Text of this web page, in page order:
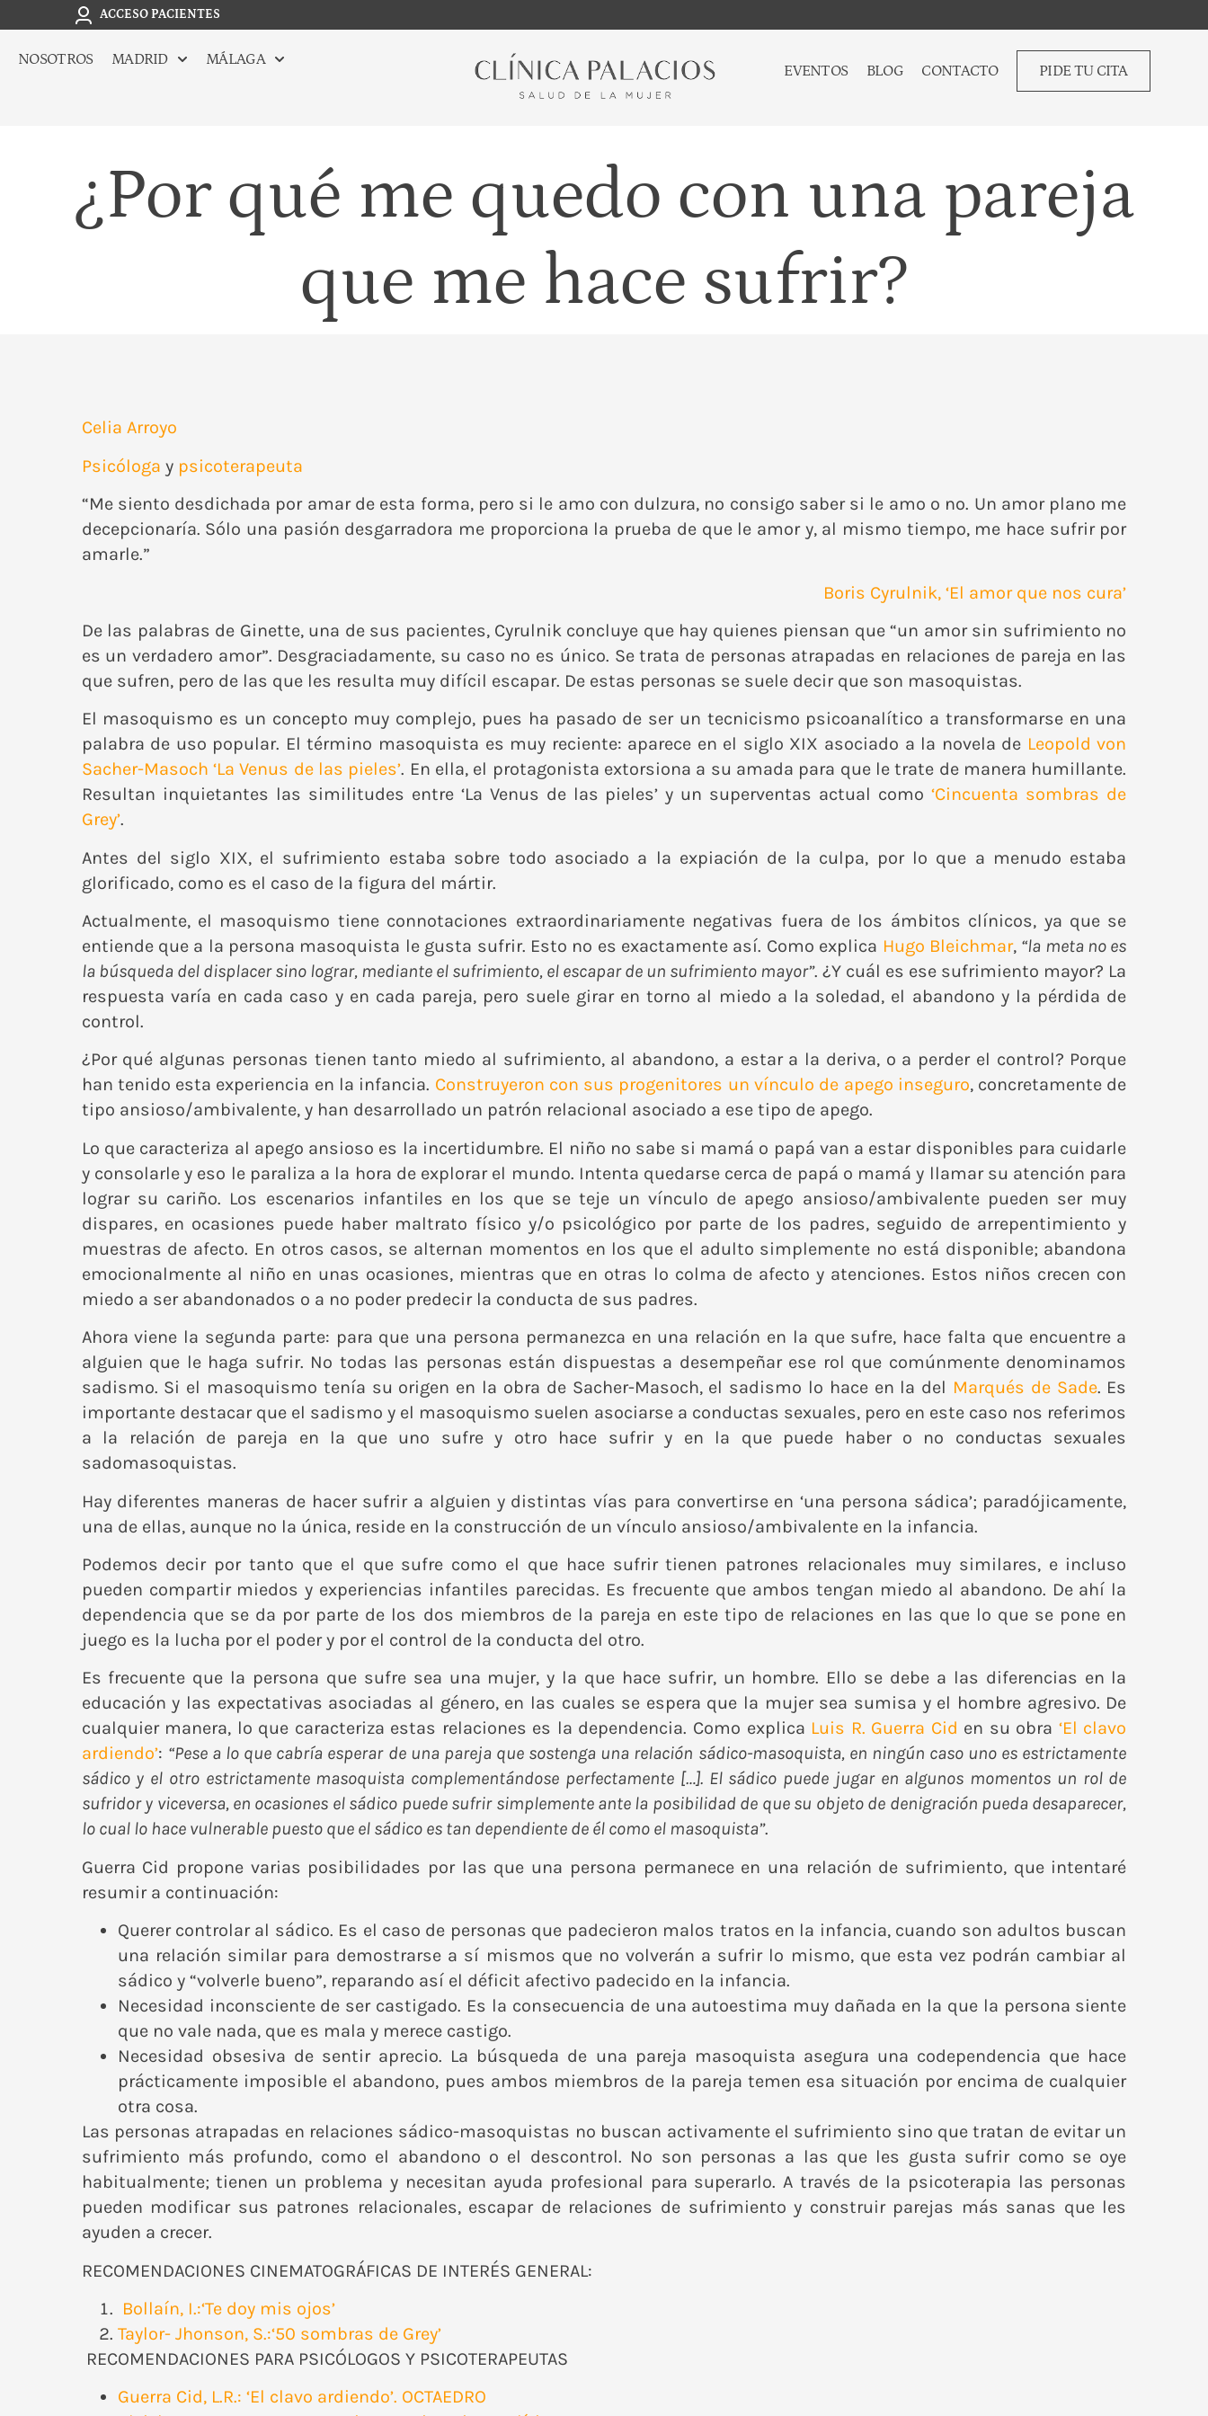
ACCESO PACIENTES
NOSOTROS MADRID MÁLAGA
EVENTOS BLOG CONTACTO PIDE TU CITA
¿Por qué me quedo con una pareja
que me hace sufrir?
Celia Arroyo
Psicóloga y psicoterapeuta
“Me siento desdichada por amar de esta forma, pero si le amo con dulzura, no consigo saber si le amo o no. Un amor plano me
decepcionaría. Sólo una pasión desgarradora me proporciona la prueba de que le amor y, al mismo tiempo, me hace sufrir por
amarle.”
Boris Cyrulnik, ‘El amor que nos cura’
De las palabras de Ginette, una de sus pacientes, Cyrulnik concluye que hay quienes piensan que “un amor sin sufrimiento no
es un verdadero amor”. Desgraciadamente, su caso no es único. Se trata de personas atrapadas en relaciones de pareja en las
que sufren, pero de las que les resulta muy difícil escapar. De estas personas se suele decir que son masoquistas.
El masoquismo es un concepto muy complejo, pues ha pasado de ser un tecnicismo psicoanalítico a transformarse en una
palabra de uso popular. El término masoquista es muy reciente: aparece en el siglo XIX asociado a la novela de Leopold von
Sacher-Masoch ‘La Venus de las pieles’. En ella, el protagonista extorsiona a su amada para que le trate de manera humillante.
Resultan inquietantes las similitudes entre ‘La Venus de las pieles’ y un superventas actual como ‘Cincuenta sombras de
Grey’.
Antes del siglo XIX, el sufrimiento estaba sobre todo asociado a la expiación de la culpa, por lo que a menudo estaba
glorificado, como es el caso de la figura del mártir.
Actualmente, el masoquismo tiene connotaciones extraordinariamente negativas fuera de los ámbitos clínicos, ya que se
entiende que a la persona masoquista le gusta sufrir. Esto no es exactamente así. Como explica Hugo Bleichmar, “la meta no es
la búsqueda del displacer sino lograr, mediante el sufrimiento, el escapar de un sufrimiento mayor”. ¿Y cuál es ese sufrimiento mayor? La
respuesta varía en cada caso y en cada pareja, pero suele girar en torno al miedo a la soledad, el abandono y la pérdida de
control.
¿Por qué algunas personas tienen tanto miedo al sufrimiento, al abandono, a estar a la deriva, o a perder el control? Porque
han tenido esta experiencia en la infancia. Construyeron con sus progenitores un vínculo de apego inseguro, concretamente de
tipo ansioso/ambivalente, y han desarrollado un patrón relacional asociado a ese tipo de apego.
Lo que caracteriza al apego ansioso es la incertidumbre. El niño no sabe si mamá o papá van a estar disponibles para cuidarle
y consolarle y eso le paraliza a la hora de explorar el mundo. Intenta quedarse cerca de papá o mamá y llamar su atención para
lograr su cariño. Los escenarios infantiles en los que se teje un vínculo de apego ansioso/ambivalente pueden ser muy
dispares, en ocasiones puede haber maltrato físico y/o psicológico por parte de los padres, seguido de arrepentimiento y
muestras de afecto. En otros casos, se alternan momentos en los que el adulto simplemente no está disponible; abandona
emocionalmente al niño en unas ocasiones, mientras que en otras lo colma de afecto y atenciones. Estos niños crecen con
miedo a ser abandonados o a no poder predecir la conducta de sus padres.
Ahora viene la segunda parte: para que una persona permanezca en una relación en la que sufre, hace falta que encuentre a
alguien que le haga sufrir. No todas las personas están dispuestas a desempeñar ese rol que comúnmente denominamos
sadismo. Si el masoquismo tenía su origen en la obra de Sacher-Masoch, el sadismo lo hace en la del Marqués de Sade. Es
importante destacar que el sadismo y el masoquismo suelen asociarse a conductas sexuales, pero en este caso nos referimos
a la relación de pareja en la que uno sufre y otro hace sufrir y en la que puede haber o no conductas sexuales
sadomasoquistas.
Hay diferentes maneras de hacer sufrir a alguien y distintas vías para convertirse en ‘una persona sádica’; paradójicamente,
una de ellas, aunque no la única, reside en la construcción de un vínculo ansioso/ambivalente en la infancia.
Podemos decir por tanto que el que sufre como el que hace sufrir tienen patrones relacionales muy similares, e incluso
pueden compartir miedos y experiencias infantiles parecidas. Es frecuente que ambos tengan miedo al abandono. De ahí la
dependencia que se da por parte de los dos miembros de la pareja en este tipo de relaciones en las que lo que se pone en
juego es la lucha por el poder y por el control de la conducta del otro.
Es frecuente que la persona que sufre sea una mujer, y la que hace sufrir, un hombre. Ello se debe a las diferencias en la
educación y las expectativas asociadas al género, en las cuales se espera que la mujer sea sumisa y el hombre agresivo. De
cualquier manera, lo que caracteriza estas relaciones es la dependencia. Como explica Luis R. Guerra Cid en su obra ‘El clavo
ardiendo’: “Pese a lo que cabría esperar de una pareja que sostenga una relación sádico-masoquista, en ningún caso uno es estrictamente
sádico y el otro estrictamente masoquista complementándose perfectamente […]. El sádico puede jugar en algunos momentos un rol de
sufridor y viceversa, en ocasiones el sádico puede sufrir simplemente ante la posibilidad de que su objeto de denigración pueda desaparecer,
lo cual lo hace vulnerable puesto que el sádico es tan dependiente de él como el masoquista”.
Guerra Cid propone varias posibilidades por las que una persona permanece en una relación de sufrimiento, que intentaré
resumir a continuación:
Querer controlar al sádico. Es el caso de personas que padecieron malos tratos en la infancia, cuando son adultos buscan
una relación similar para demostrarse a sí mismos que no volverán a sufrir lo mismo, que esta vez podrán cambiar al
sádico y “volverle bueno”, reparando así el déficit afectivo padecido en la infancia.
Necesidad inconsciente de ser castigado. Es la consecuencia de una autoestima muy dañada en la que la persona siente
que no vale nada, que es mala y merece castigo.
Necesidad obsesiva de sentir aprecio. La búsqueda de una pareja masoquista asegura una codependencia que hace
prácticamente imposible el abandono, pues ambos miembros de la pareja temen esa situación por encima de cualquier
otra cosa.
Las personas atrapadas en relaciones sádico-masoquistas no buscan activamente el sufrimiento sino que tratan de evitar un
sufrimiento más profundo, como el abandono o el descontrol. No son personas a las que les gusta sufrir como se oye
habitualmente; tienen un problema y necesitan ayuda profesional para superarlo. A través de la psicoterapia las personas
pueden modificar sus patrones relacionales, escapar de relaciones de sufrimiento y construir parejas más sanas que les
ayuden a crecer.
RECOMENDACIONES CINEMATOGRÁFICAS DE INTERÉS GENERAL:
Bollaín, I.:‘Te doy mis ojos’
Taylor- Jhonson, S.:‘50 sombras de Grey’
RECOMENDACIONES PARA PSICÓLOGOS Y PSICOTERAPEUTAS
Guerra Cid, L.R.: ‘El clavo ardiendo’. OCTAEDRO